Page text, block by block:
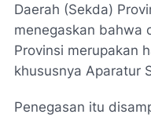
Daerah (Sekda)
menegaskan bahwa
Provinsi merupakan
khususnya Aparatur
Penegasan itu